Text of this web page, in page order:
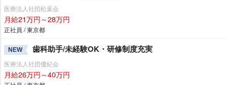
医療法人社団松葉会
月給21万円～28万円
正社員 / 東京都
NEW 歯科助手/未経験OK・研修制度充実
医療法人社団優紀会
月給26万円～40万円